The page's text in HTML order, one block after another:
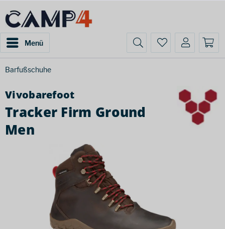
Menü
Barfußschuhe
Vivobarefoot
Tracker Firm Ground
Men